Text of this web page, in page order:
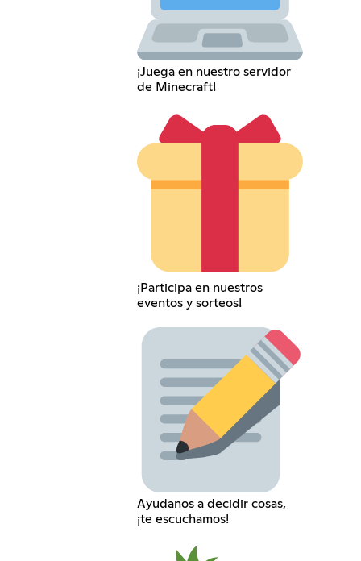
¡Juega en nuestro servidor
de Minecraft!
¡Participa en nuestros
eventos y sorteos!
Ayudanos a decidir cosas,
¡te escuchamos!